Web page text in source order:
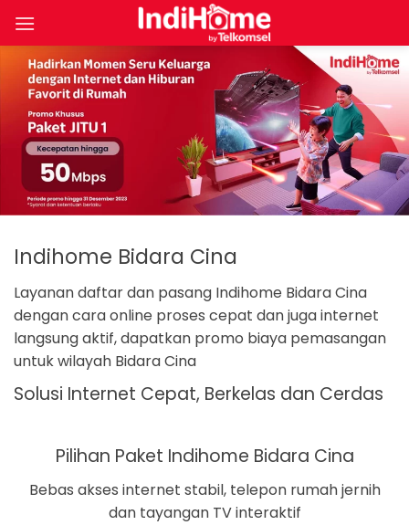
content
Indihome Bidara Cina
Layanan daftar dan pasang Indihome Bidara Cina
dengan cara online proses cepat dan juga internet
langsung aktif, dapatkan promo biaya pemasangan
untuk wilayah Bidara Cina
Solusi Internet Cepat, Berkelas dan Cerdas
Pilihan Paket Indihome Bidara Cina
Bebas akses internet stabil, telepon rumah jernih
dan tayangan TV interaktif